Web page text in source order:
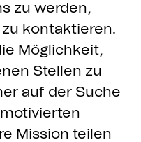
zu werden,
kontaktieren.
Möglichkeit,
Stellen zu
auf der Suche
Mission teilen